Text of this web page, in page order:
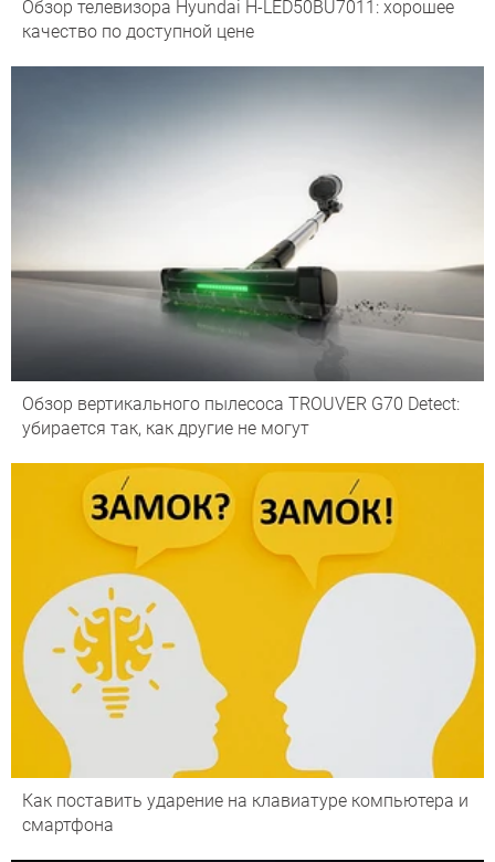
Обзор телевизора Hyundai H-LED50BU7011: хорошее
качество по доступной цене
Обзор вертикального пылесоса TROUVER G70 Detect:
убирается так, как другие не могут
Как поставить ударение на клавиатуре компьютера и
смартфона